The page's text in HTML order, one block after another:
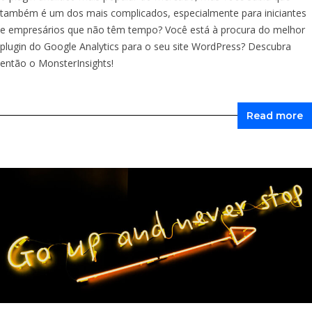
também é um dos mais complicados, especialmente para iniciantes
e empresários que não têm tempo? Você está à procura do melhor
plugin do Google Analytics para o seu site WordPress? Descubra
então o MonsterInsights!
Read more